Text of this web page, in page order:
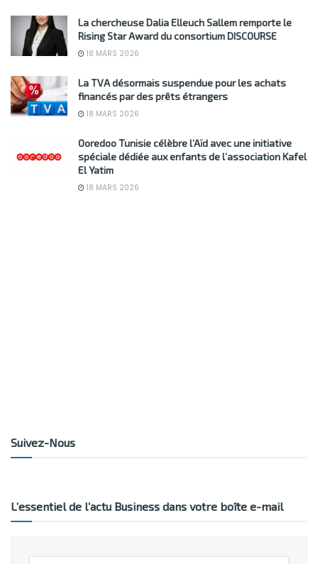
La chercheuse Dalia Elleuch Sallem remporte le
Rising Star Award du consortium DISCOURSE
18 MARS 2026
La TVA désormais suspendue pour les achats
financés par des prêts étrangers
18 MARS 2026
Ooredoo Tunisie célèbre l’Aïd avec une initiative
spéciale dédiée aux enfants de l’association Kafel
El Yatim
18 MARS 2026
Suivez-Nous
L’essentiel de l’actu Business dans votre boîte e-mail